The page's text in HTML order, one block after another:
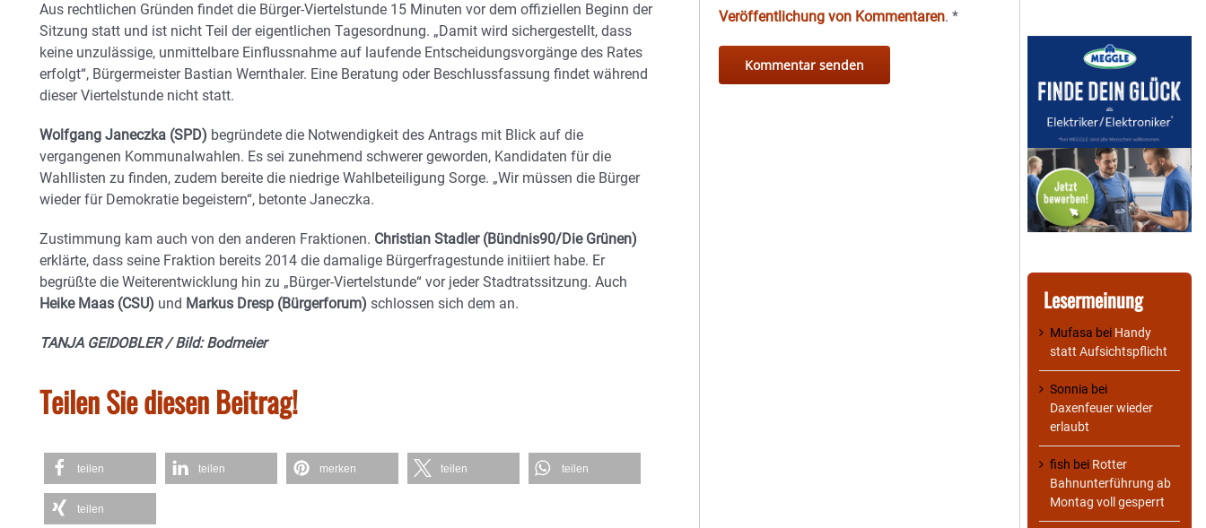
Aus rechtlichen Gründen findet die Bürger-Viertelstunde 15 Minuten vor dem offiziellen Beginn der
Sitzung statt und ist nicht Teil der eigentlichen Tagesordnung. „Damit wird sichergestellt, dass
keine unzulässige, unmittelbare Einflussnahme auf laufende Entscheidungsvorgänge des Rates
erfolgt“, Bürgermeister Bastian Wernthaler. Eine Beratung oder Beschlussfassung findet während
dieser Viertelstunde nicht statt.
Wolfgang Janeczka (SPD) begründete die Notwendigkeit des Antrags mit Blick auf die
vergangenen Kommunalwahlen. Es sei zunehmend schwerer geworden, Kandidaten für die
Wahllisten zu finden, zudem bereite die niedrige Wahlbeteiligung Sorge. „Wir müssen die Bürger
wieder für Demokratie begeistern“, betonte Janeczka.
Zustimmung kam auch von den anderen Fraktionen. Christian Stadler (Bündnis90/Die Grünen)
erklärte, dass seine Fraktion bereits 2014 die damalige Bürgerfragestunde initiiert habe. Er
begrüßte die Weiterentwicklung hin zu „Bürger-Viertelstunde“ vor jeder Stadtratssitzung. Auch
Heike Maas (CSU) und Markus Dresp (Bürgerforum) schlossen sich dem an.
TANJA GEIDOBLER / Bild: Bodmeier
Teilen Sie diesen Beitrag!
teilen teilen merken teilen teilen
teilen
Veröffentlichung von Kommentaren.*
Lesermeinung
Mufasa bei Handy
statt Aufsichtspflicht
Sonnia bei
Daxenfeuer wieder
erlaubt
fish bei Rotter
Bahnunterführung ab
Montag voll gesperrt